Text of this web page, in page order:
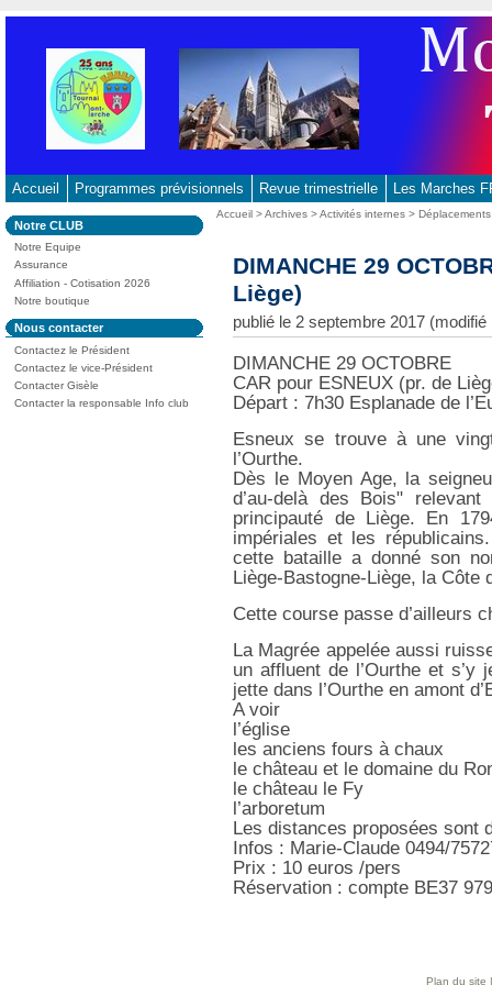
contenu
principal
-
Aller
à
la
recherche
Accueil Programmes prévisionnels Revue trimestrielle Les Marches
Dans
la
rubrique
:
Notre CLUB
Notre Equipe
Assurance
Affiliation - Cotisation 2026
Notre boutique
Dans
la
rubrique
:
Nous contacter
Contactez le Président
Contactez le vice-Président
Contacter Gisèle
Contacter la responsable Info club
Vous
Accueil >Archives >Activités internes >
DIMANCHE 29
Liège)
publié le 2 septembre 2017
DIMANCHE 29 OCTOBRE
CAR pour ESNEUX (pr. de
Départ : 7h30 Esplanade de
Esneux se trouve à une
l’Ourthe.
Dès le Moyen Age, la
d’au-delà des Bois"
principauté de Liège. En
impériales et les
cette bataille a donné son
Liège-Bastogne-Liège, la Côte
Cette course passe d’ailleurs
La Magrée appelée aussi
un affluent de l’Ourthe et
jette dans l’Ourthe en amont
A voir
l’église
les anciens fours à chaux
le château et le domaine du
le château le Fy
l’arboretum
Les distances proposées sont
Infos : Marie-Claude 0494/
Prix : 10 euros /pers
Réservation : compte BE37
Plan du site